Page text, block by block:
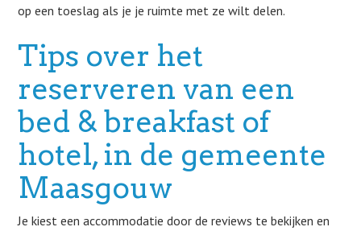
op een toeslag als je je ruimte met ze wilt delen.
Tips over het
reserveren van een
bed & breakfast of
hotel, in de gemeente
Maasgouw
Je kiest een accommodatie door de reviews te bekijken en